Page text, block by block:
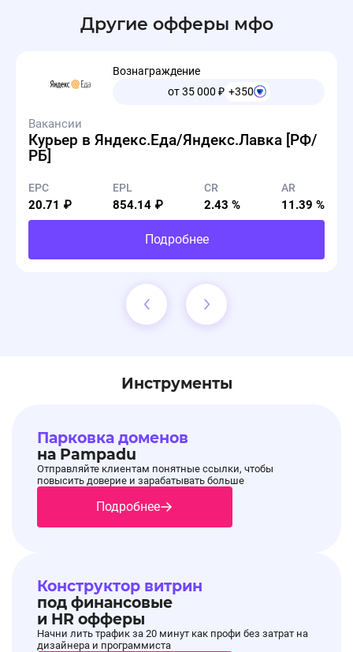
Другие офферы мфо
Вознаграждение
от 35 000 ₽ +350
Вакансии
Курьер в Яндекс.Еда/Яндекс.Лавка [РФ/
РБ]
EPC
20.71 ₽
EPL
854.14 ₽
CR
2.43 %
AR
11.39 %
Подробнее
Инструменты
Парковка доменов
на Pampadu
Отправляйте клиентам понятные ссылки, чтобы
повысить доверие и зарабатывать больше
Подробнее
Конструктор витрин
под финансовые
и HR офферы
Начни лить трафик за 20 минут как профи без затрат на
дизайнера и программиста